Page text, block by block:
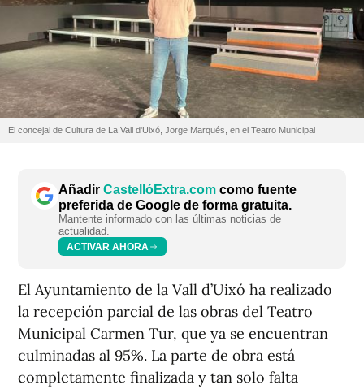
El concejal de Cultura de La Vall d'Uixó, Jorge Marqués, en el Teatro Municipal
Añadir CastellóExtra.com como fuente
preferida de Google de forma gratuita.
Mantente informado con las últimas noticias de
actualidad.
ACTIVAR AHORA
El Ayuntamiento de la Vall d’Uixó ha realizado
la recepción parcial de las obras del Teatro
Municipal Carmen Tur, que ya se encuentran
culminadas al 95%. La parte de obra está
completamente finalizada y tan solo falta